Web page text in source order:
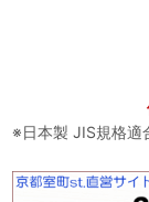
※日本製 JIS規格適